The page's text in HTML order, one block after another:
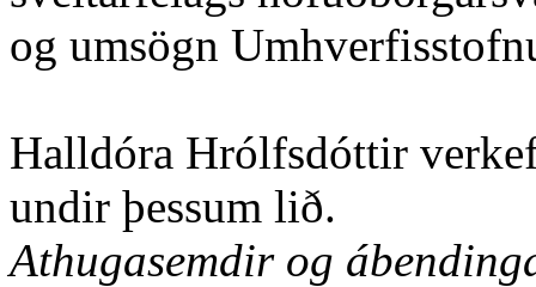
og umsögn
Halldóra Hrólfsdóttir
undir þessum lið.
Athugasemdir og